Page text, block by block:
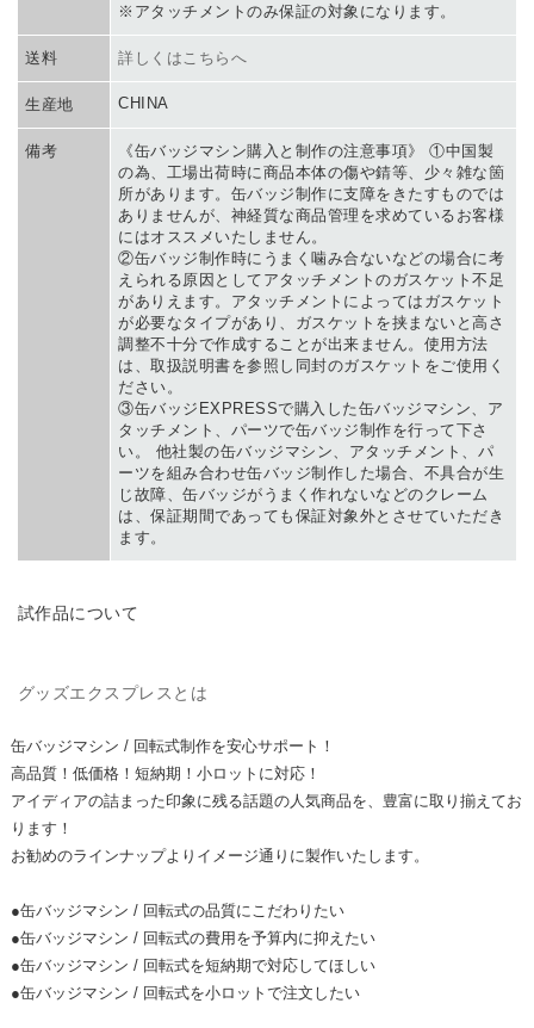
※アタッチメントのみ保証の対象になります。
送料 詳しくはこちらへ
生産地 CHINA
備考
《缶バッジマシン購入と制作の注意事項》 ①中国製
の為、工場出荷時に商品本体の傷や錆等、少々雑な箇
所があります。缶バッジ制作に支障をきたすものでは
ありませんが、神経質な商品管理を求めているお客様
にはオススメいたしません。
②缶バッジ制作時にうまく噛み合ないなどの場合に考
えられる原因としてアタッチメントのガスケット不足
がありえます。アタッチメントによってはガスケット
が必要なタイプがあり、ガスケットを挟まないと高さ
調整不十分で作成することが出来ません。使用方法
は、取扱説明書を参照し同封のガスケットをご使用く
ださい。
③缶バッジEXPRESSで購入した缶バッジマシン、ア
タッチメント、パーツで缶バッジ制作を行って下さ
い。 他社製の缶バッジマシン、アタッチメント、パ
ーツを組み合わせ缶バッジ制作した場合、不具合が生
じ故障、缶バッジがうまく作れないなどのクレーム
は、保証期間であっても保証対象外とさせていただき
ます。
試作品について
グッズエクスプレスとは
缶バッジマシン / 回転式制作を安心サポート！
高品質！低価格！短納期！ 小ロットに対応！
アイディアの詰まった印象に残る話題の人気商品を、豊富に取り揃えてお
ります！
お勧めのラインナップよりイメージ通りに製作いたします。
●缶バッジマシン / 回転式の品質にこだわりたい
●缶バッジマシン / 回転式の費用を予算内に抑えたい
●缶バッジマシン / 回転式を短納期で対応してほしい
●缶バッジマシン / 回転式を小ロットで注文したい